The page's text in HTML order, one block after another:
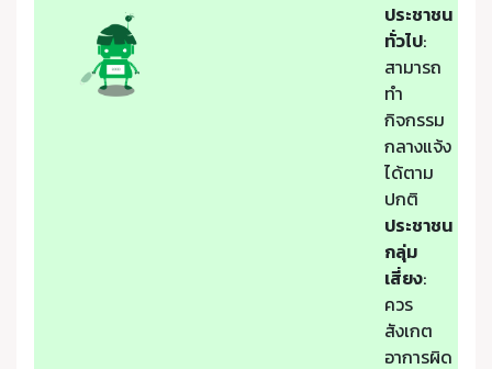
ประชาชน
ทั่วไป:
สามารถ
ทำ
กิจกรรม
กลางแจ้ง
ได้ตาม
ปกติ
ประชาชน
กลุ่ม
เสี่ยง:
ควร
สังเกต
อาการผิด